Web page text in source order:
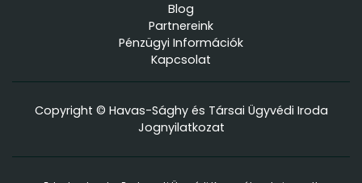
Blog
Partnereink
Pénzügyi Információk
Kapcsolat
Copyright © Havas-Sághy és Társai Ügyvédi Iroda
Jognyilatkozat